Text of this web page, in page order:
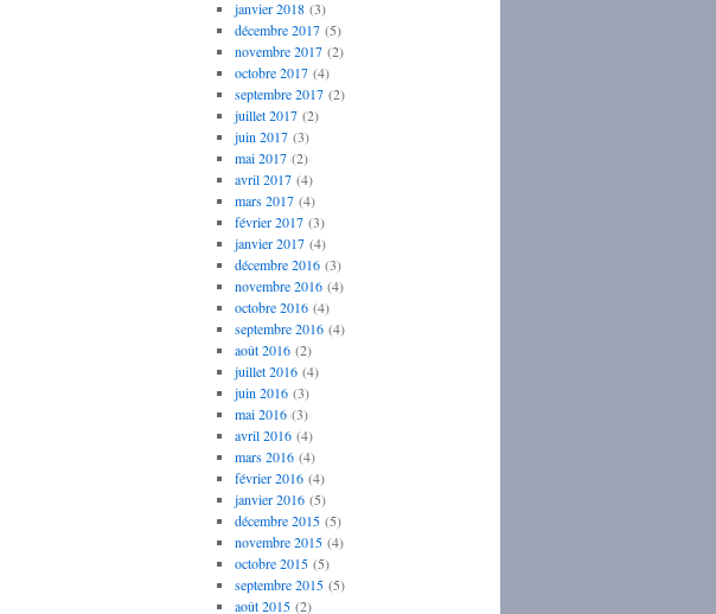
janvier 2018(3)
décembre 2017(5)
novembre 2017(2)
octobre 2017(4)
septembre 2017(2)
juillet 2017(2)
juin 2017(3)
mai 2017(2)
avril 2017(4)
mars 2017(4)
février 2017(3)
janvier 2017(4)
décembre 2016(3)
novembre 2016(4)
octobre 2016(4)
septembre 2016(4)
août 2016(2)
juillet 2016(4)
juin 2016(3)
mai 2016(3)
avril 2016(4)
mars 2016(4)
février 2016(4)
janvier 2016(5)
décembre 2015(5)
novembre 2015(4)
octobre 2015(5)
septembre 2015(5)
août 2015(2)